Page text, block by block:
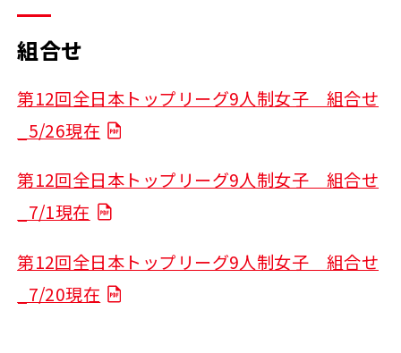
組合せ
第12回全日本トップリーグ9人制女子 組合せ
_5/26現在
第12回全日本トップリーグ9人制女子 組合せ
_7/1現在
第12回全日本トップリーグ9人制女子 組合せ
_7/20現在